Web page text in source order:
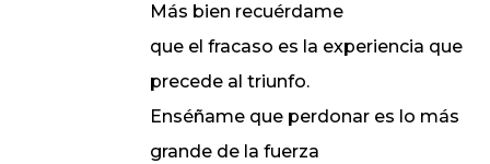
Más bien recuérdame
que el fracaso es la experiencia que
precede al triunfo.
Enséñame que perdonar es lo más
grande de la fuerza